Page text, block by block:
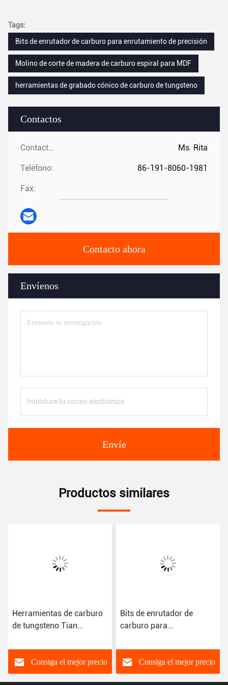
Contactos
Contactos: Ms. Rita
Teléfono: 86-191-8060-1981
Fax:
Contacto ahora
Envíenos
Envíe
Tags:
Bits de enrutador de carburo para enrutamiento de precisión
Molino de corte de madera de carburo espiral para MDF
herramientas de grabado cónico de carburo de tungsteno
Productos similares
Herramientas de carburo
de tungsteno Tian
de madera Cortador de
fresadoConsiga el mejor precio
Bits de enrutador de
carburo para
Revestimiento azul Sin
revestimiento / revestido
Tian
Consiga el mejor precio